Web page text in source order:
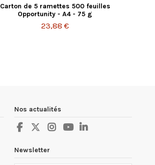
Carton de 5 ramettes 500 feuilles
Opportunity - A4 - 75 g
23,88 €
Nos actualités
Newsletter